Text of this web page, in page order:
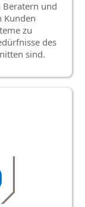
Beratern und
Kunden
zu
des
sind.